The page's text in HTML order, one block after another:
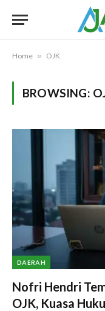
Home » OJK
BROWSING:
DAERAH
Nofri Hendri
OJK, Kuasa